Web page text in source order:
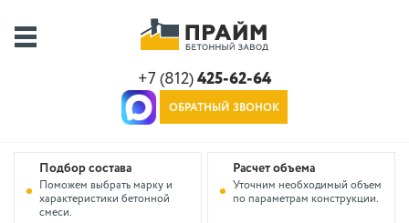
+7 (812) 425-62-64
ОБРАТНЫЙ ЗВОНОК
Подбор состава
Поможем выбрать марку и
характеристики бетонной
смеси.
Расчет объема
Уточним необходимый объем
по параметрам конструкции.